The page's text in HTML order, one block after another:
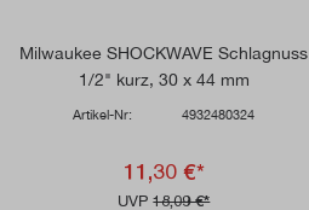
Milwaukee SHOCKWAVE Schlagnuss
1/2" kurz, 30 x 44 mm
Artikel-Nr: 4932480324
11,30 €*
UVP18,09 €*